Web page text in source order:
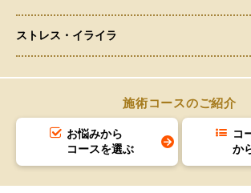
ストレス・イライラ
施術コースのご紹介
お悩みから
コースを選ぶ
コ
か